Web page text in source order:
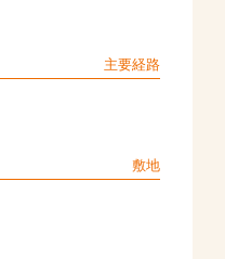
主要経路
敷地